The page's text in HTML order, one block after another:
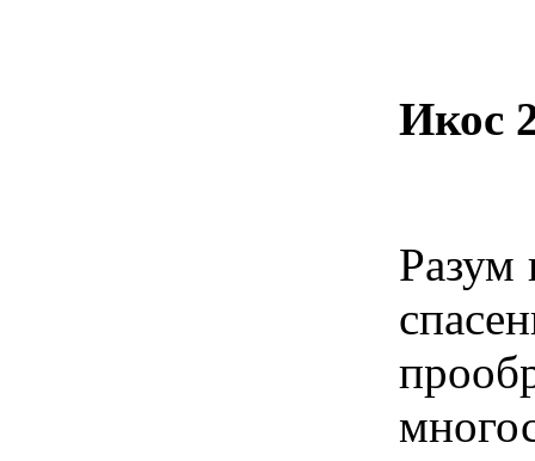
Икос
Разум